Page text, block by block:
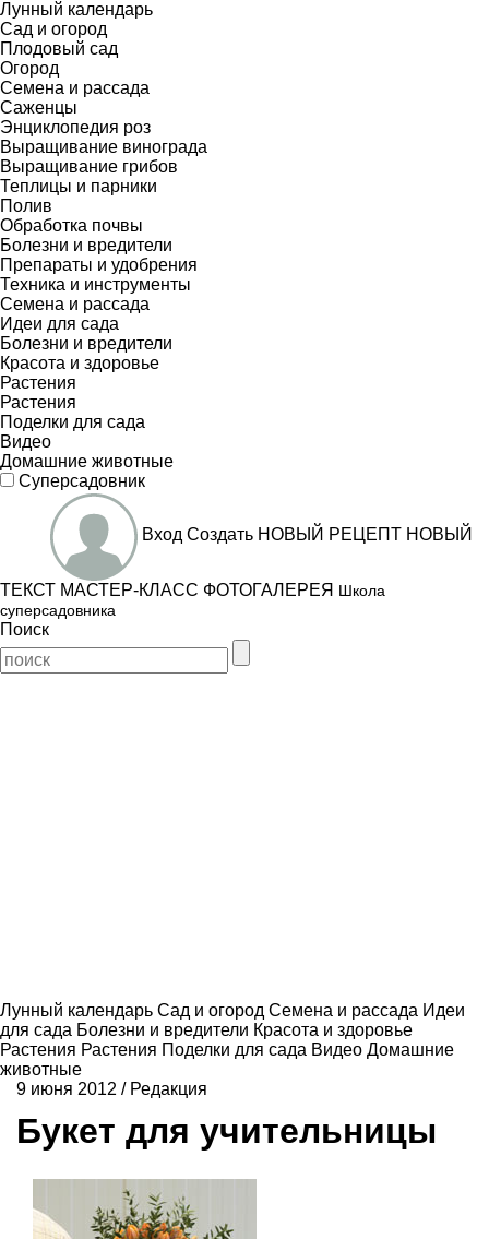
Лунный календарь
Сад и огород
Плодовый сад
Огород
Семена и рассада
Саженцы
Энциклопедия роз
Выращивание винограда
Выращивание грибов
Теплицы и парники
Полив
Обработка почвы
Болезни и вредители
Препараты и удобрения
Техника и инструменты
Семена и рассада
Идеи для сада
Болезни и вредители
Красота и здоровье
Растения
Растения
Поделки для сада
Видео
Домашние животные
Суперсадовник
Вход Создать НОВЫЙ РЕЦЕПТ НОВЫЙ
ТЕКСТ МАСТЕР-КЛАСС ФОТОГАЛЕРЕЯ Школа
суперсадовника
Поиск
Лунный календарь Сад и огород Семена и рассада Идеи
для сада Болезни и вредители Красота и здоровье
Растения Растения Поделки для сада Видео Домашние
животные
9 июня 2012 / Редакция
Букет для учительницы